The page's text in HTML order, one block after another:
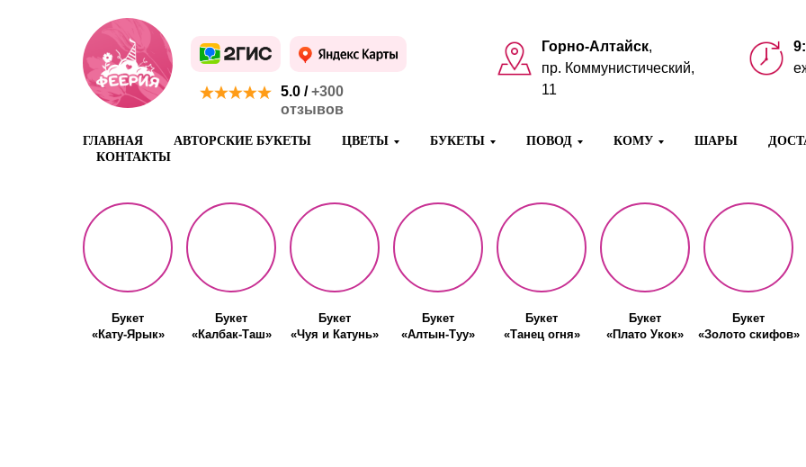
5.0 /+300
отзывов
Горно-Алтайск,
пр. Коммунистический,
11
ГЛАВНАЯ АВТОРСКИЕ БУКЕТЫ ЦВЕТЫ БУКЕТЫ ПОВОД КОМУ ШАРЫ
КОНТАКТЫ
Букет
«Кату-Ярык»
Букет
«Калбак-Таш»
Букет
«Чуя и Катунь»
Букет
«Алтын-Туу»
Букет
«Танец огня»
Букет
«Плато Укок»
Букет
«Золото скифов»